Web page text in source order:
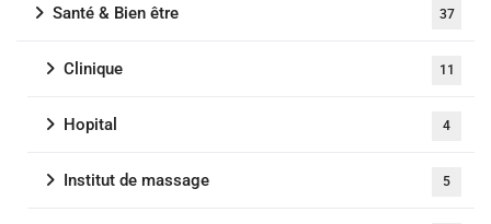
Santé & Bien être 37
Clinique 11
Hopital 4
Institut de massage 5